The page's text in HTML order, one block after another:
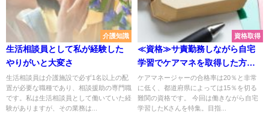
介護知識
生活相談員として私が経験した
やりがいと大変さ
生活相談員は介護施設で必ず1名以上の配
置が必要な職種であり、相談援助の専門職
です。私は生活相談員として働いていた経
験がありますが、その業務は...
資格取得
≪資格≫サ責勤務しながら自宅
学習でケアマネを取得した方法
とは
ケアマネージャーの合格率は20％と非常
に低く、都道府県によっては15％を切る
難関の資格です。 今回は働きながら自宅
学習したKさんを特集。目指...